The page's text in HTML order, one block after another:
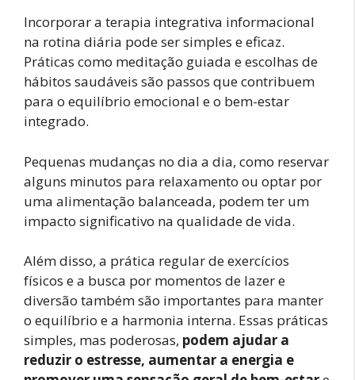
Incorporar a terapia integrativa informacional
na rotina diária pode ser simples e eficaz.
Práticas como meditação guiada e escolhas de
hábitos saudáveis são passos que contribuem
para o equilíbrio emocional e o bem-estar
integrado.
Pequenas mudanças no dia a dia, como reservar
alguns minutos para relaxamento ou optar por
uma alimentação balanceada, podem ter um
impacto significativo na qualidade de vida.
Além disso, a prática regular de exercícios
físicos e a busca por momentos de lazer e
diversão também são importantes para manter
o equilíbrio e a harmonia interna. Essas práticas
simples, mas poderosas, podem ajudar a
reduzir o estresse, aumentar a energia e